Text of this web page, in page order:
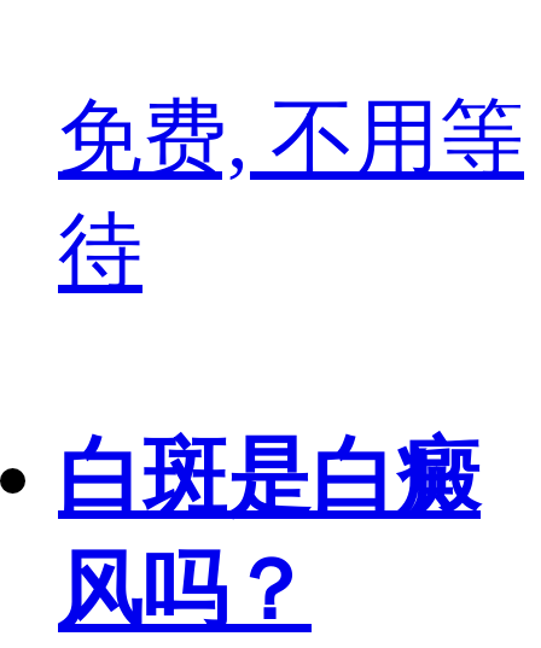
免费, 不用等
待
白斑是白癜
风吗？